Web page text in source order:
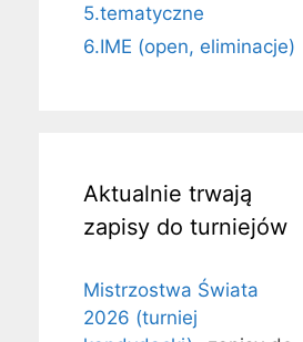
5.tematyczne
6.IME (open, eliminacje)
Aktualnie trwają
zapisy do turniejów
Mistrzostwa Świata
2026 (turniej